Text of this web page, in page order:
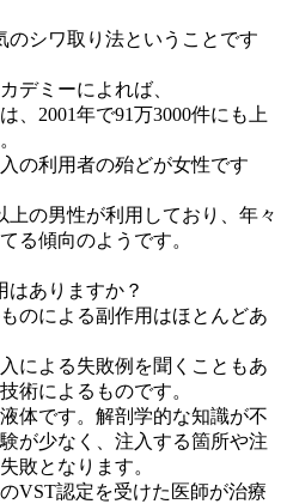
のシワ取り法ということです
デミーによれば、
、2001年で91万3000件にも上
の利用者の殆どが女性です
上の男性が利用しており、年々
る傾向のようです。
はありますか？
のによる副作用はほとんどあ
による失敗例を聞くこともあ
術によるものです。
体です。解剖学的な知識が不
が少なく、注入する箇所や注
敗となります。
VST認定を受けた医師が治療